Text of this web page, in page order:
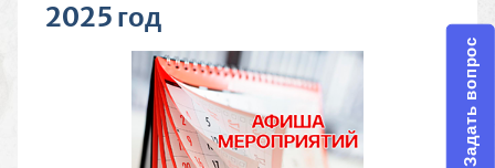
2025 год
Задать вопрос